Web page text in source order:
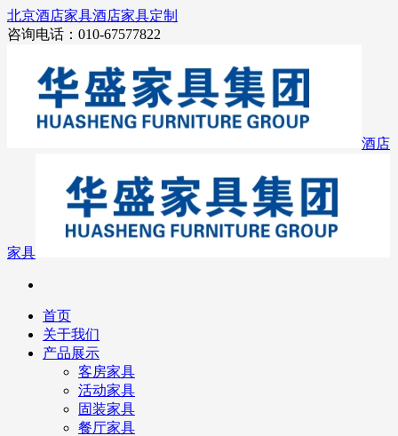
北京酒店家具酒店家具定制
咨询电话：010-67577822
酒店
家具
首页
关于我们
产品展示
客房家具
活动家具
固装家具
餐厅家具